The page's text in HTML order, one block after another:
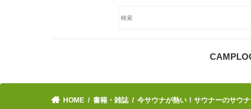
HOME 書籍・雑誌 今サウナが熱い！サウナーのサウ